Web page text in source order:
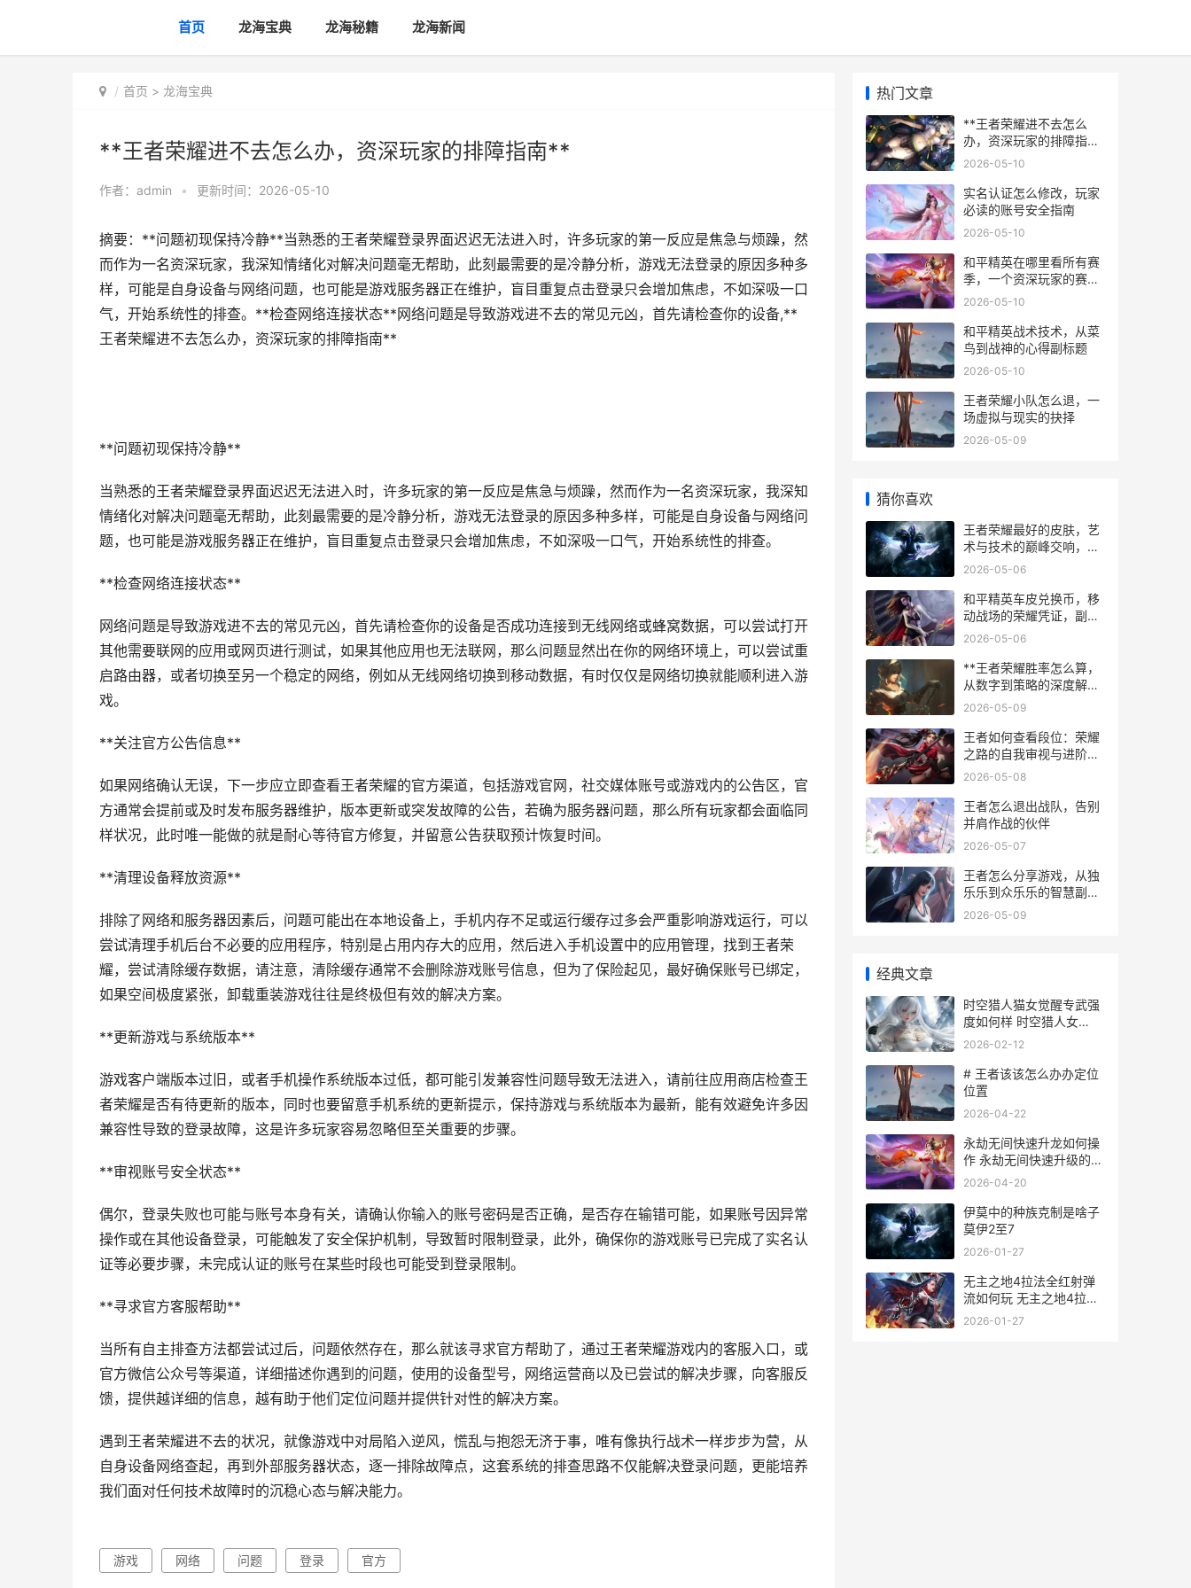
首页 龙海宝典 龙海秘籍 龙海新闻
首页 > 龙海宝典
**王者荣耀进不去怎么办，资深玩家的排障指南**
作者： admin • 更新时间：2026-05-10
摘要：**问题初现保持冷静**当熟悉的王者荣耀登录界面迟迟无法进入时，许多玩家的第一反应是焦急与烦躁，然
而作为一名资深玩家，我深知情绪化对解决问题毫无帮助，此刻最需要的是冷静分析，游戏无法登录的原因多种多
样，可能是自身设备与网络问题，也可能是游戏服务器正在维护，盲目重复点击登录只会增加焦虑，不如深吸一口
气，开始系统性的排查。**检查网络连接状态**网络问题是导致游戏进不去的常见元凶，首先请检查你的设备,**
王者荣耀进不去怎么办，资深玩家的排障指南**
**问题初现保持冷静**
当熟悉的王者荣耀登录界面迟迟无法进入时，许多玩家的第一反应是焦急与烦躁，然而作为一名资深玩家，我深知
情绪化对解决问题毫无帮助，此刻最需要的是冷静分析，游戏无法登录的原因多种多样，可能是自身设备与网络问
题，也可能是游戏服务器正在维护，盲目重复点击登录只会增加焦虑，不如深吸一口气，开始系统性的排查。
**检查网络连接状态**
网络问题是导致游戏进不去的常见元凶，首先请检查你的设备是否成功连接到无线网络或蜂窝数据，可以尝试打开
其他需要联网的应用或网页进行测试，如果其他应用也无法联网，那么问题显然出在你的网络环境上，可以尝试重
启路由器，或者切换至另一个稳定的网络，例如从无线网络切换到移动数据，有时仅仅是网络切换就能顺利进入游
戏。
**关注官方公告信息**
如果网络确认无误，下一步应立即查看王者荣耀的官方渠道，包括游戏官网，社交媒体账号或游戏内的公告区，官
方通常会提前或及时发布服务器维护，版本更新或突发故障的公告，若确为服务器问题，那么所有玩家都会面临同
样状况，此时唯一能做的就是耐心等待官方修复，并留意公告获取预计恢复时间。
**清理设备释放资源**
排除了网络和服务器因素后，问题可能出在本地设备上，手机内存不足或运行缓存过多会严重影响游戏运行，可以
尝试清理手机后台不必要的应用程序，特别是占用内存大的应用，然后进入手机设置中的应用管理，找到王者荣
耀，尝试清除缓存数据，请注意，清除缓存通常不会删除游戏账号信息，但为了保险起见，最好确保账号已绑定，
如果空间极度紧张，卸载重装游戏往往是终极但有效的解决方案。
**更新游戏与系统版本**
游戏客户端版本过旧，或者手机操作系统版本过低，都可能引发兼容性问题导致无法进入，请前往应用商店检查王
者荣耀是否有待更新的版本，同时也要留意手机系统的更新提示，保持游戏与系统版本为最新，能有效避免许多因
兼容性导致的登录故障，这是许多玩家容易忽略但至关重要的步骤。
**审视账号安全状态**
偶尔，登录失败也可能与账号本身有关，请确认你输入的账号密码是否正确，是否存在输错可能，如果账号因异常
操作或在其他设备登录，可能触发了安全保护机制，导致暂时限制登录，此外，确保你的游戏账号已完成了实名认
证等必要步骤，未完成认证的账号在某些时段也可能受到登录限制。
**寻求官方客服帮助**
当所有自主排查方法都尝试过后，问题依然存在，那么就该寻求官方帮助了，通过王者荣耀游戏内的客服入口，或
官方微信公众号等渠道，详细描述你遇到的问题，使用的设备型号，网络运营商以及已尝试的解决步骤，向客服反
馈，提供越详细的信息，越有助于他们定位问题并提供针对性的解决方案。
遇到王者荣耀进不去的状况，就像游戏中对局陷入逆风，慌乱与抱怨无济于事，唯有像执行战术一样步步为营，从
自身设备网络查起，再到外部服务器状态，逐一排除故障点，这套系统的排查思路不仅能解决登录问题，更能培养
我们面对任何技术故障时的沉稳心态与解决能力。
游戏 网络 问题 登录 官方
热门文章
**王者荣耀进不去怎么
办，资深玩家的排障指南
**
2026-05-10
实名认证怎么修改，玩家
必读的账号安全指南
2026-05-10
和平精英在哪里看所有赛
季，一个资深玩家的赛季
探索指南
2026-05-10
和平精英战术技术，从菜
鸟到战神的心得副标题
2026-05-10
王者荣耀小队怎么退，一
场虚拟与现实的抉择
2026-05-09
猜你喜欢
王者荣耀最好的皮肤，艺
术与技术的巅峰交响，副
标题，探寻虚拟战袍背后
2026-05-06
和平精英车皮兑换币，移
动战场的荣耀凭证，副标
题：浅谈获取策略与终极
2026-05-06
**王者荣耀胜率怎么算，
从数字到策略的深度解
析，副标题，胜率背后的
2026-05-09
王者如何查看段位：荣耀
之路的自我审视与进阶指
南
2026-05-08
王者怎么退出战队，告别
并肩作战的伙伴
2026-05-07
王者怎么分享游戏，从独
乐乐到众乐乐的智慧副标
题，指尖传递的竞技艺术
2026-05-09
经典文章
时空猎人猫女觉醒专武强
度如何样 时空猎人女
boss
2026-02-12
# 王者该该怎么办办定位
位置
2026-04-22
永劫无间快速升龙如何操
作 永劫无间快速升级的方
法
2026-04-20
伊莫中的种族克制是啥子
莫伊2至7
2026-01-27
无主之地4拉法全红射弹
流如何玩 无主之地4拉法
超速过载怎么解锁
2026-01-27